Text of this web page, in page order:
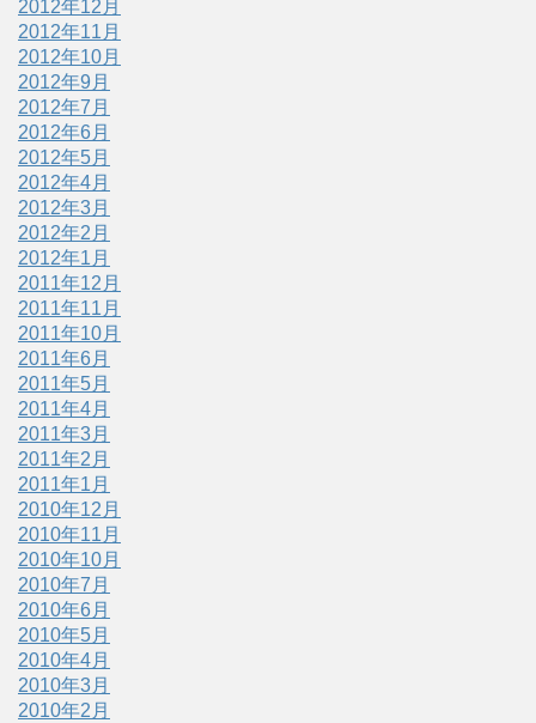
2012年12月
2012年11月
2012年10月
2012年9月
2012年7月
2012年6月
2012年5月
2012年4月
2012年3月
2012年2月
2012年1月
2011年12月
2011年11月
2011年10月
2011年6月
2011年5月
2011年4月
2011年3月
2011年2月
2011年1月
2010年12月
2010年11月
2010年10月
2010年7月
2010年6月
2010年5月
2010年4月
2010年3月
2010年2月